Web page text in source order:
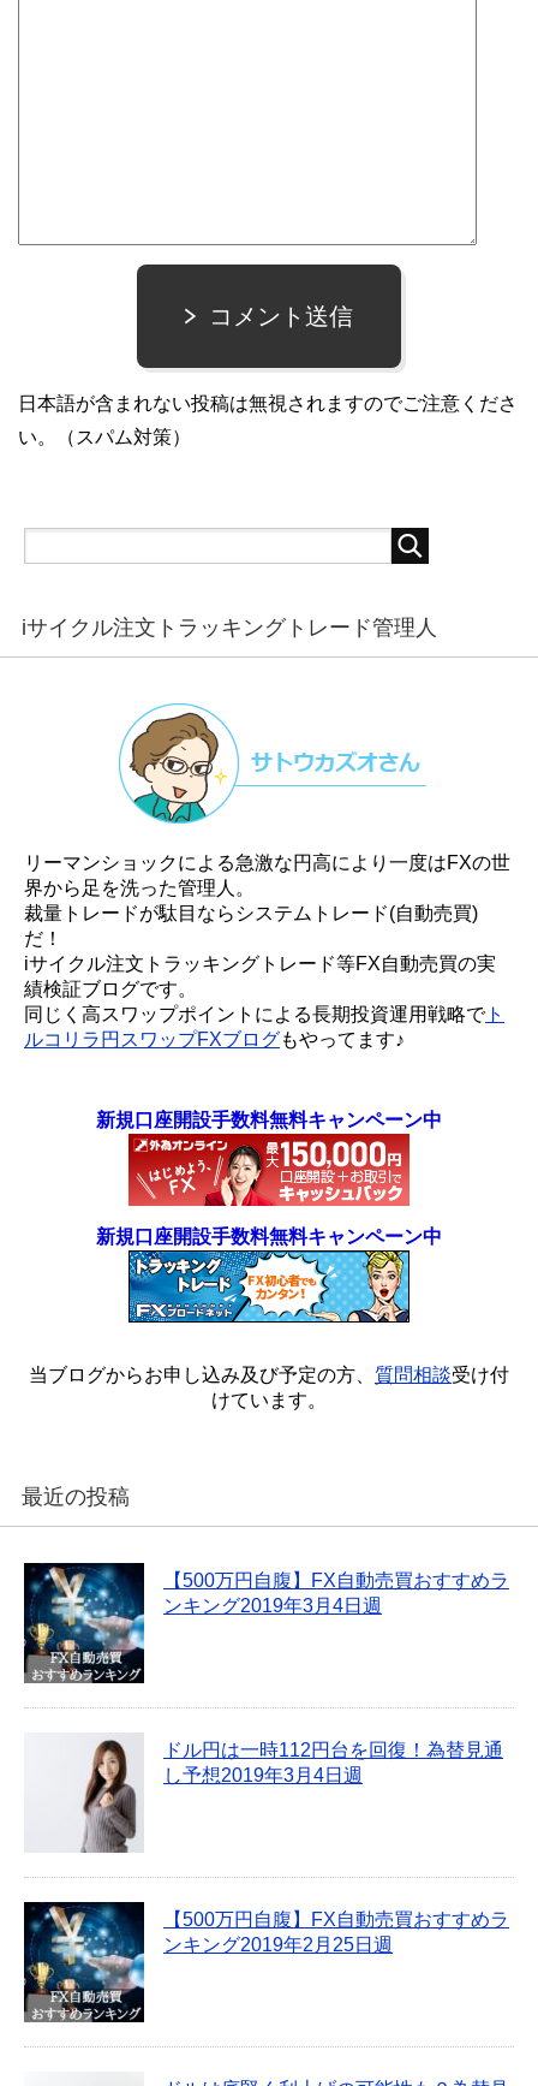
コメント送信
日本語が含まれない投稿は無視されますのでご注意くださ
い。（スパム対策）
iサイクル注文トラッキングトレード管理人
リーマンショックによる急激な円高により一度はFXの世
界から足を洗った管理人。
裁量トレードが駄目ならシステムトレード(自動売買)
だ！
iサイクル注文トラッキングトレード等FX自動売買の実
績検証ブログです。
同じく高スワップポイントによる長期投資運用戦略でト
ルコリラ円スワップFXブログもやってます♪
新規口座開設手数料無料キャンペーン中
新規口座開設手数料無料キャンペーン中
当ブログからお申し込み及び予定の方、 質問相談受け付
けています。
最近の投稿
【500万円自腹】FX自動売買おすすめラ
ンキング2019年3月4日週
ドル円は一時112円台を回復！為替見通
し予想2019年3月4日週
【500万円自腹】FX自動売買おすすめラ
ンキング2019年2月25日週